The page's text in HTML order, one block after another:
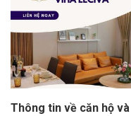
Thông tin về căn hộ và